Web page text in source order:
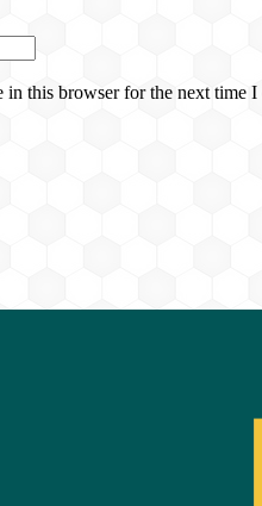
in this browser for the next time I